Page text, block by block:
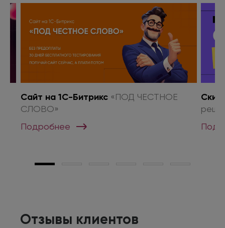
Сайт на 1С-Битрикс«ПОД ЧЕСТНОЕ
СЛОВО»
Подробнее
Отзывы клиентов